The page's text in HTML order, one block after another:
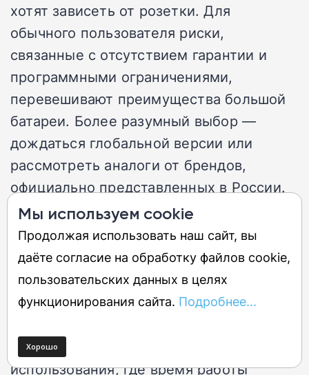
хотят зависеть от розетки. Для
обычного пользователя риски,
связанные с отсутствием гарантии и
программными ограничениями,
перевешивают преимущества большой
батареи. Более разумный выбор —
дождаться глобальной версии или
рассмотреть аналоги от брендов,
официально представленных в России.
Переосмысление концепции
бюджетного смартфона
OnePlus N6 предлагает не просто
принципиально новую модель
использования, где время работы
Мы используем cookie
Продолжая использовать наш сайт, вы
даёте согласие на обработку файлов cookie,
пользовательских данных в целях
функционирования сайта. Подробнее...